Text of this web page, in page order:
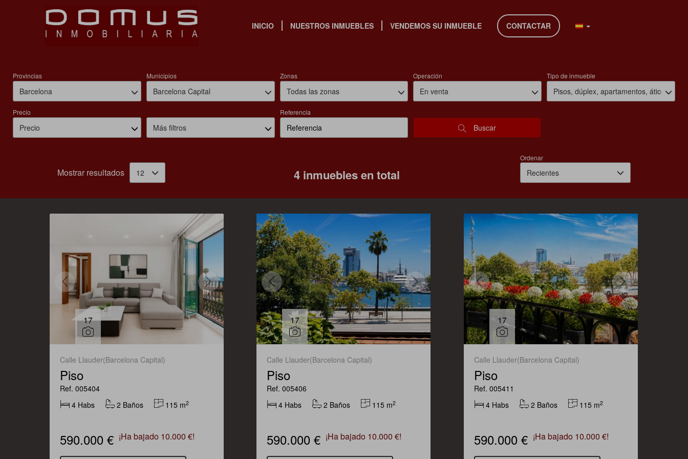
INICIO NUESTROS INMUEBLES VENDEMOS SU INMUEBLE CONTACTAR
Inmuebles en venta en Barcelona Capital
Provincias
Barcelona
Municipios
Barcelona Capital
Zonas
Todas las zonas
Operación
En venta
Tipo de inmueble
Pisos, dúplex, apartamentos, áticos
Precio
Precio Más filtros
Referencia
Buscar
4 inmuebles en total
Ordenar
Recientes
Mostrar resultados 12
17
Calle Llauder(Barcelona Capital)
Piso
Ref. 005404
4 Habs
2 Baños 115 m2
590.000 € ¡Ha bajado 10.000 €!
17
Calle Llauder(Barcelona Capital)
Piso
Ref. 005406
4 Habs
2 Baños 115 m2
590.000 € ¡Ha bajado 10.000 €!
17
Calle Llauder(Barcelona Capital)
Piso
Ref. 005411
4 Habs
2 Baños 115 m2
590.000 € ¡Ha bajado 10.000 €!